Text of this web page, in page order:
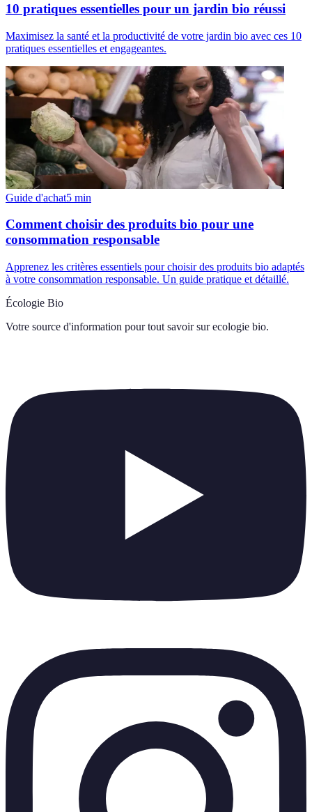
10 pratiques essentielles pour un jardin bio réussi
Maximisez la santé et la productivité de votre jardin bio avec ces 10
pratiques essentielles et engageantes.
Guide d'achat5 min
Comment choisir des produits bio pour une
consommation responsable
Apprenez les critères essentiels pour choisir des produits bio adaptés
à votre consommation responsable. Un guide pratique et détaillé.
Écologie Bio
Votre source d'information pour tout savoir sur ecologie bio.